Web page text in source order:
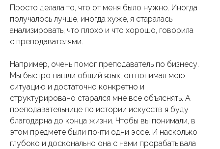
Просто делала то, что от меня было нужно. Иногда
получалось лучше, иногда хуже, я старалась
анализировать, что плохо и что хорошо, говорила
с преподавателями.
Например, очень помог преподаватель по бизнесу.
Мы быстро нашли общий язык, он понимал мою
ситуацию и достаточно конкретно и
структурировано старался мне все объяснять. А
преподавательнице по истории искусств я буду
благодарна до конца жизни. Чтобы вы понимали, в
этом предмете были почти одни эссе. И насколько
глубоко и досконально она с нами прорабатывала